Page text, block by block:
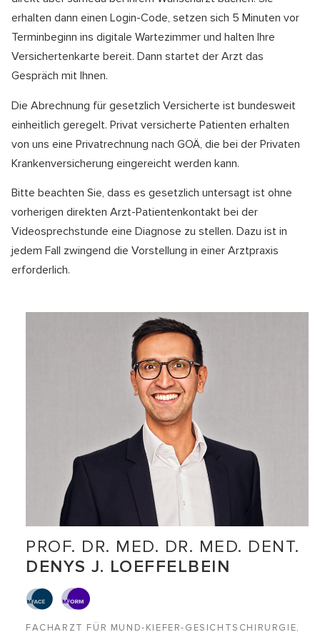
erhalten dann einen Login-Code, setzen sich 5 Minuten vor
Terminbeginn ins digitale Wartezimmer und halten Ihre
Versichertenkarte bereit. Dann startet der Arzt das
Gespräch mit Ihnen.
Die Abrechnung für gesetzlich Versicherte ist bundesweit
einheitlich geregelt. Privat versicherte Patienten erhalten
von uns eine Privatrechnung nach GOÄ, die bei der Privaten
Krankenversicherung eingereicht werden kann.
Bitte beachten Sie, dass es gesetzlich untersagt ist ohne
vorherigen direkten Arzt-Patientenkontakt bei der
Videosprechstunde eine Diagnose zu stellen. Dazu ist in
jedem Fall zwingend die Vorstellung in einer Arztpraxis
erforderlich.
PROF. DR. MED. DR. MED. DENT.
DENYS J. LOEFFELBEIN
FACHARZT FÜR MUND-KIEFER-GESICHTSCHIRURGIE,